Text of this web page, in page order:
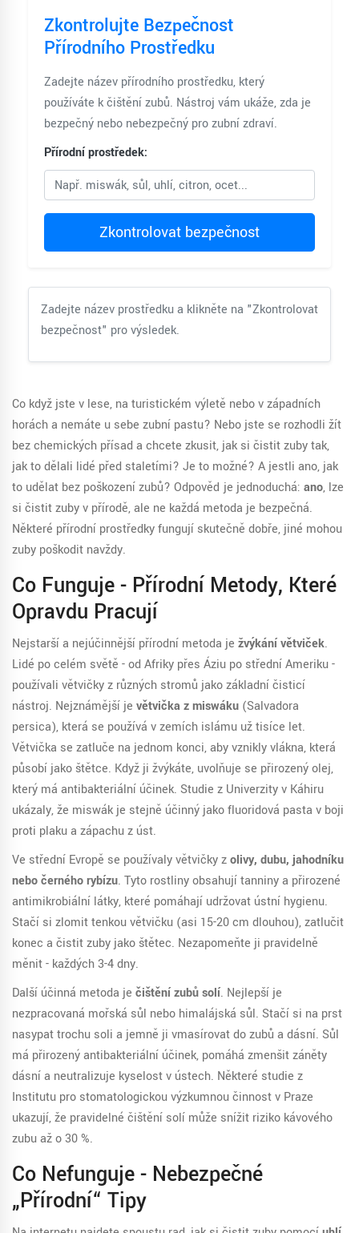
Zkontrolujte Bezpečnost
Přírodního Prostředku
Zadejte název přírodního prostředku, který
používáte k čištění zubů. Nástroj vám ukáže, zda je
bezpečný nebo nebezpečný pro zubní zdraví.
Přírodní prostředek:
Zkontrolovat bezpečnost
Zadejte název prostředku a klikněte na "Zkontrolovat
bezpečnost" pro výsledek.
Co když jste v lese, na turistickém výletě nebo v západních
horách a nemáte u sebe zubní pastu? Nebo jste se rozhodli žít
bez chemických přísad a chcete zkusit, jak si čistit zuby tak,
jak to dělali lidé před staletími? Je to možné? A jestli ano, jak
to udělat bez poškození zubů? Odpověď je jednoduchá: ano, lze
si čistit zuby v přírodě, ale ne každá metoda je bezpečná.
Některé přírodní prostředky fungují skutečně dobře, jiné mohou
zuby poškodit navždy.
Co Funguje - Přírodní Metody, Které
Opravdu Pracují
Nejstarší a nejúčinnější přírodní metoda je žvýkání větviček.
Lidé po celém světě - od Afriky přes Áziu po střední Ameriku -
používali větvičky z různých stromů jako základní čisticí
nástroj. Nejznámější je větvička z miswáku (Salvadora
persica), která se používá v zemích islámu už tisíce let.
Větvička se zatluče na jednom konci, aby vznikly vlákna, která
působí jako štětce. Když ji žvýkáte, uvolňuje se přirozený olej,
který má antibakteriální účinek. Studie z Univerzity v Káhiru
ukázaly, že miswák je stejně účinný jako fluoridová pasta v boji
proti plaku a zápachu z úst.
Ve střední Evropě se používaly větvičky zolivy, dubu, jahodníku
nebo černého rybízu. Tyto rostliny obsahují tanniny a přirozené
antimikrobiální látky, které pomáhají udržovat ústní hygienu.
Stačí si zlomit tenkou větvičku (asi 15-20 cm dlouhou), zatlučit
konec a čistit zuby jako štětec. Nezapomeňte ji pravidelně
měnit - každých 3-4 dny.
Další účinná metoda je čištění zubů solí. Nejlepší je
nezpracovaná mořská sůl nebo himalájská sůl. Stačí si na prst
nasypat trochu soli a jemně ji vmasírovat do zubů a dásní. Sůl
má přirozený antibakteriální účinek, pomáhá zmenšit záněty
dásní a neutralizuje kyselost v ústech. Některé studie z
Institutu pro stomatologickou výzkumnou činnost v Praze
ukazují, že pravidelné čištění solí může snížit riziko kávového
zubu až o 30 %.
Co Nefunguje - Nebezpečné
„přírodní“ Tipy